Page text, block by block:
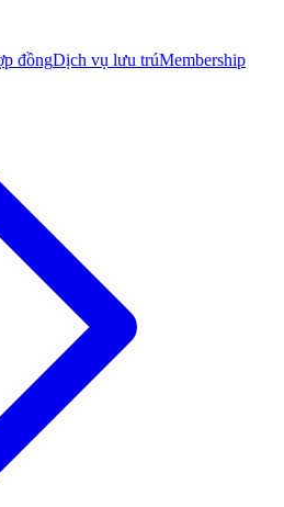
đồngDịch vụ lưu trúMembership